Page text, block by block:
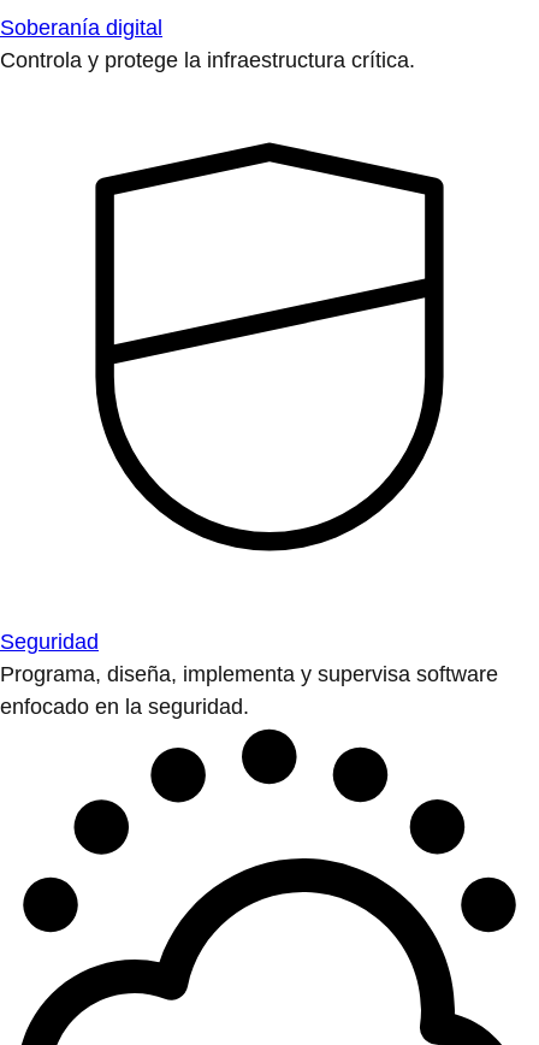
Soberanía digital
Controla y protege la infraestructura crítica.
Seguridad
Programa, diseña, implementa y supervisa software
enfocado en la seguridad.